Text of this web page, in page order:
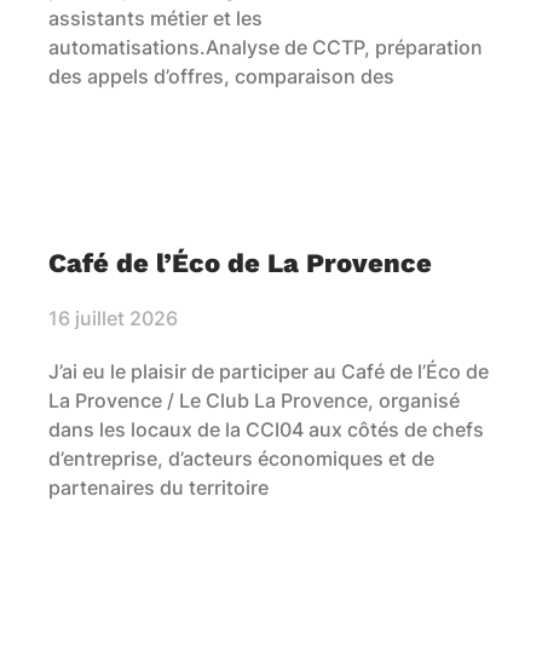
assistants métier et les
automatisations.Analyse de CCTP, préparation
des appels d’offres, comparaison des
Café de l’Éco de La Provence
16 juillet 2026
J’ai eu le plaisir de participer au Café de l’Éco de
La Provence / Le Club La Provence, organisé
dans les locaux de la CCI04 aux côtés de chefs
d’entreprise, d’acteurs économiques et de
partenaires du territoire